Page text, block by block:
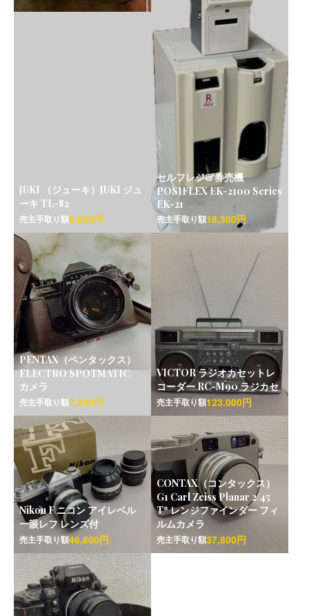
JUKI （ジューキ）JUKI ジュ
ーキ TL-82
売主手取り額3,000円
セルフレジ&券売機
POSIFLEX EK-2100 Series
EK-21
売主手取り額18,300円
PENTAX（ペンタックス）
ELECTRO SPOTMATIC
カメラ
売主手取り額7.200円
VICTOR ラジオカセットレ
コーダー RC-M90 ラジカセ
売主手取り額123.000円
Nikon F ニコン アイレベル
一眼レフ レンズ付
売主手取り額46,800円
CONTAX（コンタックス）
G1 Carl Zeiss Planar 2/45
T* レンジファインダー フィ
ルムカメラ
売主手取り額37,800円